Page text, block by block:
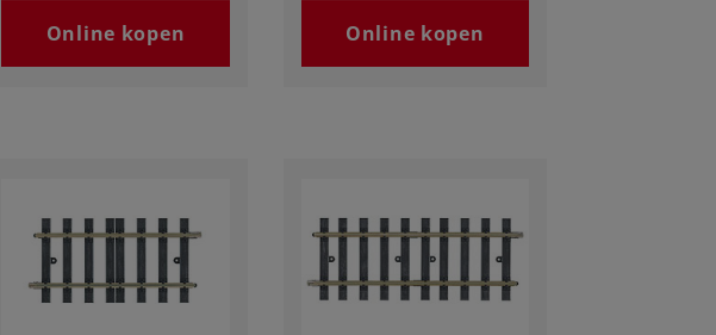
Online kopen Online kopen